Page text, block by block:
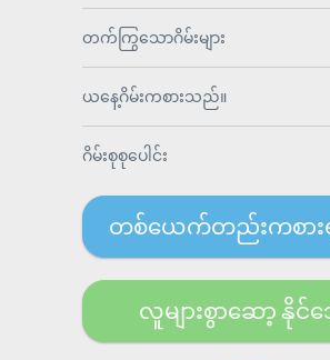
တက်ကြွသောဂိမ်းများ
ယနေ့ဂိမ်းကစားသည်။
ဂိမ်းစုစုပေါင်း
တစ်ယေက်တည်းကစား
လူများစွာဆော့ နိုင်